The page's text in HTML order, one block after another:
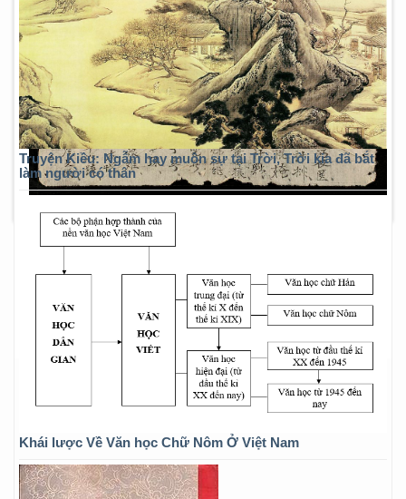
Truyện Kiều: Ngẫm hay muôn sự tại Trời, Trời kia đã bắt
làm người có thân
Khái lược Về Văn học Chữ Nôm Ở Việt Nam